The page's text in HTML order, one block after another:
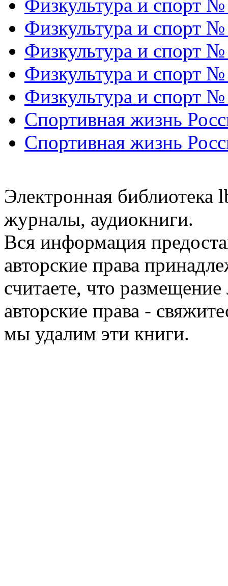
Физкультура и спорт
Физкультура и спорт
Физкультура и спорт
Физкультура и спорт
Физкультура и спорт
Спортивная жизнь
Спортивная жизнь
Электронная библиотека
журналы, аудиокниги.
Вся информация
авторские права
считаете, что
авторские права -
мы удалим эти книги.